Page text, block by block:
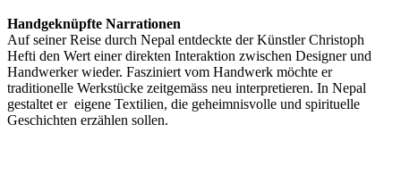
Handgeknüpfte Narrationen
Auf seiner Reise durch Nepal entdeckte der Künstler Christoph
Hefti den Wert einer direkten Interaktion zwischen Designer und
Handwerker wieder. Fasziniert vom Handwerk möchte er
traditionelle Werkstücke zeitgemäss neu interpretieren. In Nepal
gestaltet er eigene Textilien, die geheimnisvolle und spirituelle
Geschichten erzählen sollen.